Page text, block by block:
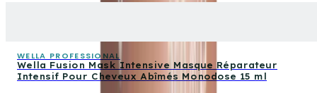
WELLA PROFESSIONAL
Wella Fusion Mask Intensive Masque Réparateur
Intensif Pour Cheveux Abîmés Monodose 15 ml